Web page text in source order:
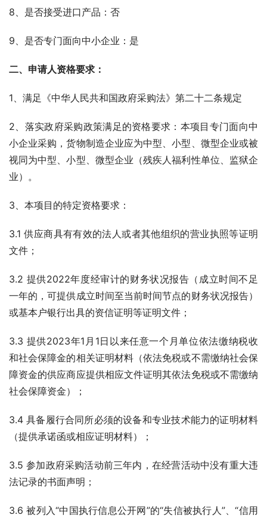
8、是否接受进口产品：否
9、是否专门面向中小企业：是
二、申请人资格要求：
1、满足《中华人民共和国政府采购法》第二十二条规定
2、落实政府采购政策满足的资格要求：本项目专门面向中
小企业采购，货物制造企业应为中型、小型、微型企业或被
视同为中型、小型、微型企业（残疾人福利性单位、监狱企
业）。
3、本项目的特定资格要求：
3.1 供应商具有有效的法人或者其他组织的营业执照等证明
文件；
3.2 提供2022年度经审计的财务状况报告（成立时间不足
一年的，可提供成立时间至当前时间节点的财务状况报告）
或基本户银行出具的资信证明等证明文件；
3.3 提供2023年1月1日以来任意一个月单位依法缴纳税收
和社会保障金的相关证明材料（依法免税或不需缴纳社会保
障资金的供应商应提供相应文件证明其依法免税或不需缴纳
社会保障资金）；
3.4 具备履行合同所必须的设备和专业技术能力的证明材料
（提供承诺函或相应证明材料）；
3.5 参加政府采购活动前三年内，在经营活动中没有重大违
法记录的书面声明；
3.6 被列入“中国执行信息公开网”的“失信被执行人”、“信用